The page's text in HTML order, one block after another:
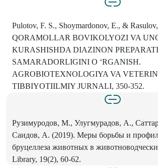
Pulotov, F. S., Shoymardonov, E., &
QORAMOLLAR BOVIKOLYOZI VA
KURASHISHDA DIAZINON
SAMARADORLIGINI О ‘RGANISH.
AGROBIOTEXNOLOGIYA VA
TIBBIYOTIILMIY JURNALI, 350-352.
Рузимуродов, M., Улугмурадов, А.,
Саидов, A. (2019). Меры борьбы и
бруцеллеза животных в
Library, 19(2), 60-62.